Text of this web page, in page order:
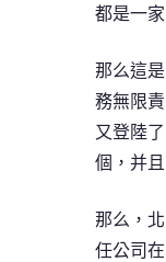
都是一
那么這
務無限
又登陸
個，并
那么，
任公司